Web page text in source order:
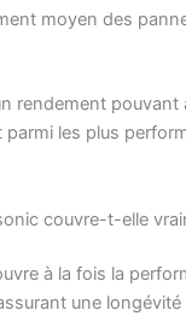
moyen des
rendement pouvant
parmi les plus
couvre-t-elle
à la fois la
une